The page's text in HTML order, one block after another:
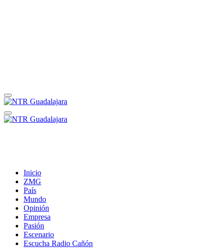
Inicio
ZMG
País
Mundo
Opinión
Empresa
Pasión
Escenario
Escucha Radio Cañón